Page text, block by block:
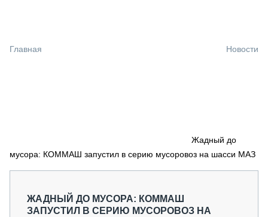
СПЕЦПРОЕКТЫ
О ПРОЕКТЕ
Главная Новости
Жадный до
мусора: КОММАШ запустил в серию мусоровоз на шасси МАЗ
ЖАДНЫЙ ДО МУСОРА: КОММАШ
ЗАПУСТИЛ В СЕРИЮ МУСОРОВОЗ НА